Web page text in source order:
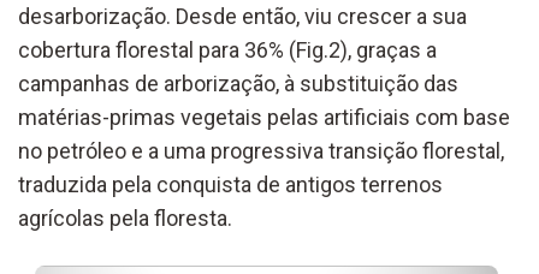
desarborização. Desde então, viu crescer a sua
cobertura florestal para 36% (Fig.2), graças a
campanhas de arborização, à substituição das
matérias-primas vegetais pelas artificiais com base
no petróleo e a uma progressiva transição florestal,
traduzida pela conquista de antigos terrenos
agrícolas pela floresta.